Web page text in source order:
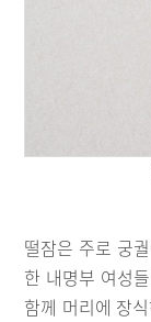
떨잠은 주로 궁
한 내명부 여성
함께 머리에 장